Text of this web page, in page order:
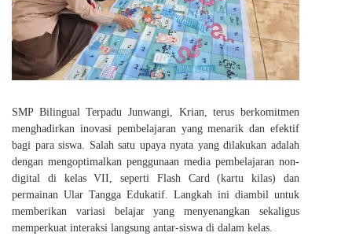
SMP Bilingual Terpadu Junwangi, Krian, terus berkomitmen
menghadirkan inovasi pembelajaran yang menarik dan efektif
bagi para siswa. Salah satu upaya nyata yang dilakukan adalah
dengan mengoptimalkan penggunaan media pembelajaran non-
digital di kelas VII, seperti Flash Card (kartu kilas) dan
permainan Ular Tangga Edukatif. Langkah ini diambil untuk
memberikan variasi belajar yang menyenangkan sekaligus
memperkuat interaksi langsung antar-siswa di dalam kelas.